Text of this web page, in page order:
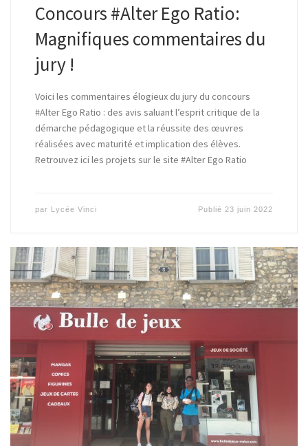
Concours #Alter Ego Ratio:
Magnifiques commentaires du
jury !
Voici les commentaires élogieux du jury du concours
#Alter Ego Ratio : des avis saluant l’esprit critique de la
démarche pédagogique et la réussite des œuvres
réalisées avec maturité et implication des élèves.
Retrouvez ici les projets sur le site #Alter Ego Ratio
par Lycée Vinci Publié 23 juin 2022